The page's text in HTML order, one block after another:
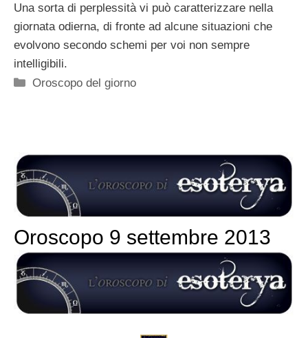
Una sorta di perplessità vi può caratterizzare nella
giornata odierna, di fronte ad alcune situazioni che
evolvono secondo schemi per voi non sempre
intelligibili.
Categorie
Oroscopo del giorno
Oroscopo 9 settembre 2013